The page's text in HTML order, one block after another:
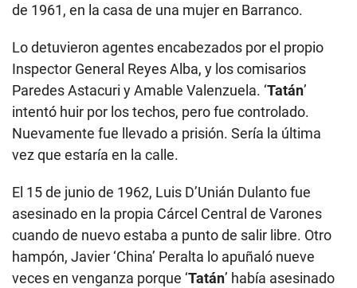
de 1961, en la casa de una mujer en Barranco.
Lo detuvieron agentes encabezados por el propio
Inspector General Reyes Alba, y los comisarios
Paredes Astacuri y Amable Valenzuela. ‘Tatán’
intentó huir por los techos, pero fue controlado.
Nuevamente fue llevado a prisión. Sería la última
vez que estaría en la calle.
El 15 de junio de 1962, Luis D’Unián Dulanto fue
asesinado en la propia Cárcel Central de Varones
cuando de nuevo estaba a punto de salir libre. Otro
hampón, Javier ‘China’ Peralta lo apuñaló nueve
veces en venganza porque ‘Tatán’ había asesinado